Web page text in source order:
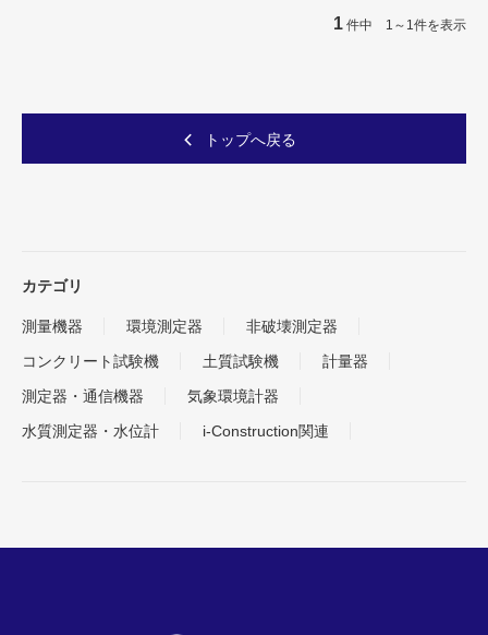
1 件中 1～1件を表示
トップへ戻る
カテゴリ
測量機器 環境測定器
非破壊測定器
コンクリート試験機
土質試験機
計量器
測定器・通信機器
気象環境計器
水質測定器・水位計
i-Construction関連